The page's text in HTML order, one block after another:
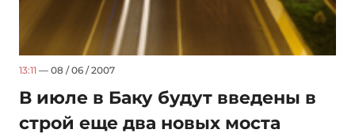
13:11 — 08 / 06 / 2007
В июле в Баку будут введены в
строй еще два новых моста